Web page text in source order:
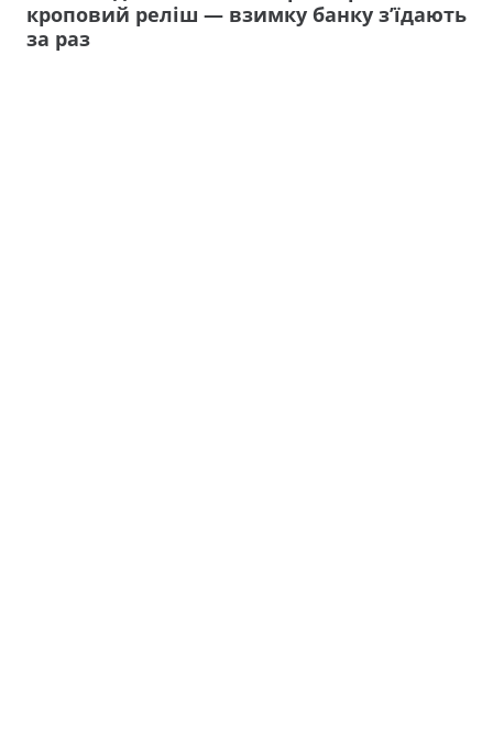
кроповий реліш — взимку банку з’їдають
за раз